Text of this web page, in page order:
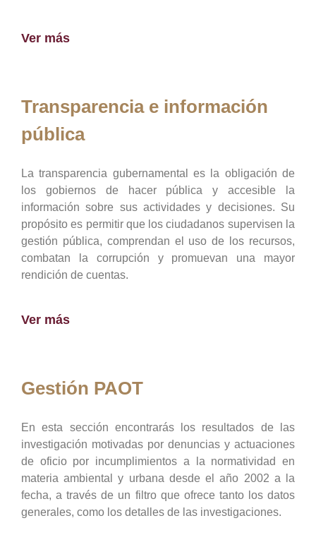
Ver más
Transparencia e información
pública
La transparencia gubernamental es la obligación de
los gobiernos de hacer pública y accesible la
información sobre sus actividades y decisiones. Su
propósito es permitir que los ciudadanos supervisen la
gestión pública, comprendan el uso de los recursos,
combatan la corrupción y promuevan una mayor
rendición de cuentas.
Ver más
Gestión PAOT
En esta sección encontrarás los resultados de las
investigación motivadas por denuncias y actuaciones
de oficio por incumplimientos a la normatividad en
materia ambiental y urbana desde el año 2002 a la
fecha, a través de un filtro que ofrece tanto los datos
generales, como los detalles de las investigaciones.